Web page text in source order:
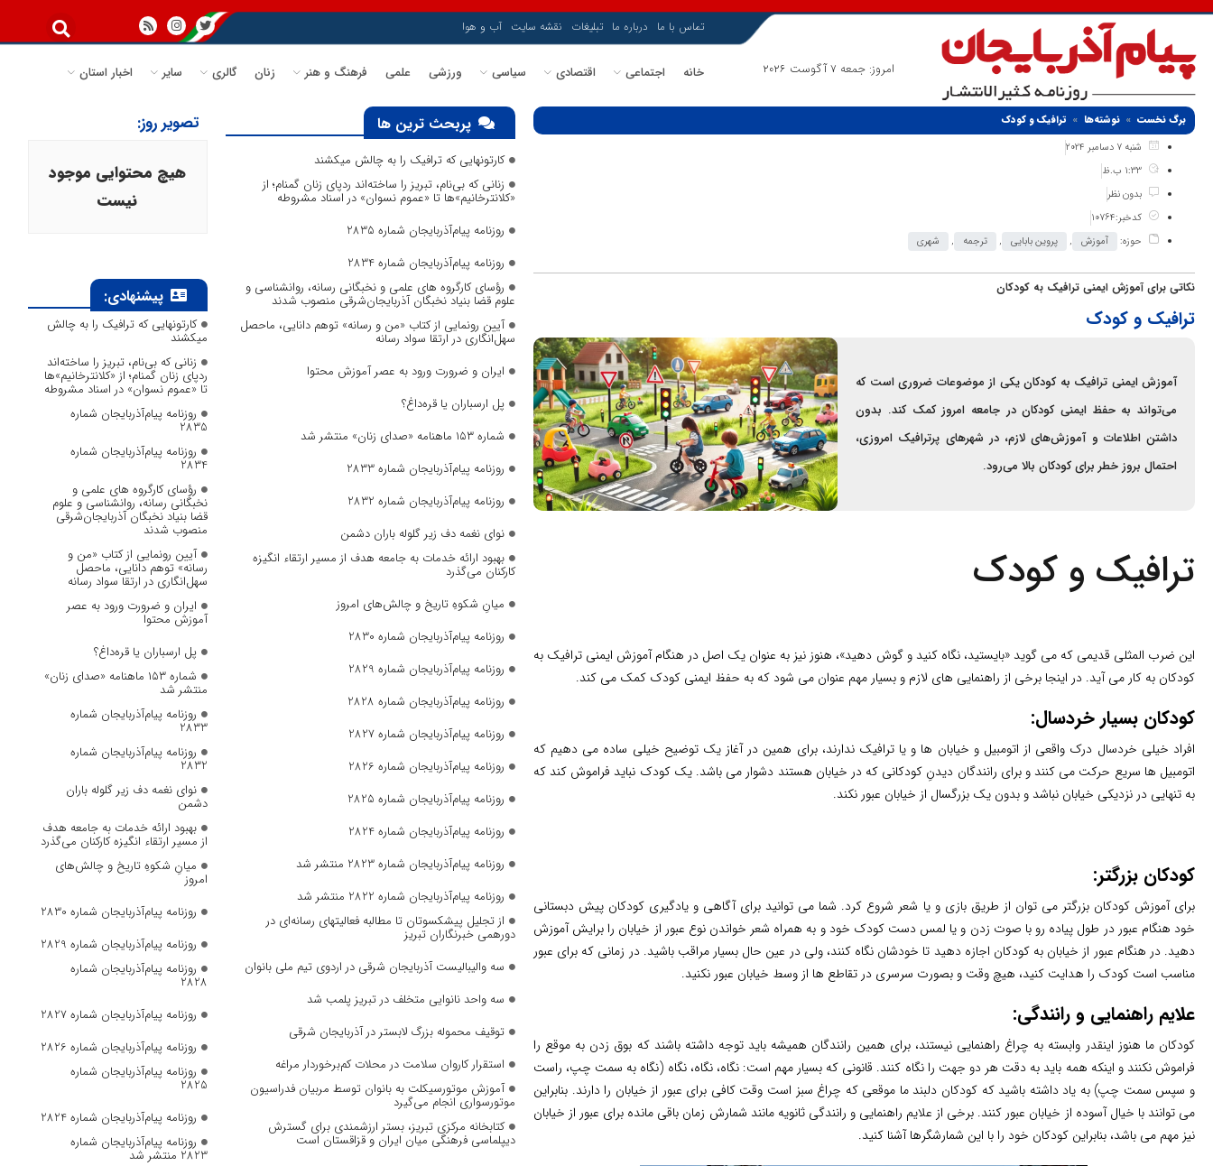
امروز: جمعه 7 آگوست 2026
تماس با ما درباره ما تبلیغات نقشه سایت آب و هوا
خانه اجتماعی اقتصادی سیاسی ورزشی علمی فرهنگ و هنر زنان گالری سایر اخبار استان
برگ نخست نوشته‌ها
ترافیک و کودک
شنبه 7 دسامبر 2024
1:33 ب.ظ
بدون نظر
کدخبر:10764
حوزه:
آموزش , پروین بابایی , ترجمه , شهری
نکاتی برای آموزش ایمنی ترافیک به کودکان
ترافیک و کودک
آموزش ایمنی ترافیک به کودکان یکی از موضوعات ضروری است که
می‌تواند به حفظ ایمنی کودکان در جامعه امروز کمک کند. بدون
داشتن اطلاعات و آموزش‌های لازم، در شهرهای پرترافیک امروزی،
احتمال بروز خطر برای کودکان بالا می‌رود.
ترافیک و کودک
این ضرب المثلی قدیمی که می گوید «بایستید، نگاه کنید و گوش دهید»، هنوز نیز به عنوان یک اصل در هنگام آموزش ایمنی ترافیک به
کودکان به کار می آید. در اینجا برخی از راهنمایی های لازم و بسیار مهم عنوان می شود که به حفظ ایمنی کودک کمک می کند.
کودکان بسیار خردسال:
افراد خیلی خردسال درک واقعی از اتومبیل و خیابان ها و یا ترافیک ندارند، برای همین در آغاز یک توضیح خیلی ساده می دهیم که
اتومبیل ها سریع حرکت می کنند و برای رانندگان دیدنِ کودکانی که در خیابان هستند دشوار می باشد. یک کودک نباید فراموش کند که
به تنهایی در نزدیکی خیابان نباشد و بدون یک بزرگسال از خیابان عبور نکند.
کودکان بزرگتر:
برای آموزش کودکان بزرگتر می توان از طریق بازی و یا شعر شروع کرد. شما می توانید برای آگاهی و یادگیری کودکان پیش دبستانی
خود هنگام عبور در طول پیاده رو با صوت زدن و یا لمس دست کودک خود و به همراه شعر خواندن نوع عبور از خیابان را برایش آموزش
دهید. در هنگام عبور از خیابان به کودکان اجازه دهید تا خودشان نگاه کنند، ولی در عین حال بسیار مراقب باشید. در زمانی که برای عبور
مناسب است کودک را هدایت کنید، هیچ وقت و بصورت سرسری در تقاطع ها از وسط خیابان عبور نکنید.
علایم راهنمایی و رانندگی:
کودکان ما هنوز اینقدر وابسته به چراغ راهنمایی نیستند، برای همین رانندگان همیشه باید توجه داشته باشند که بوق زدن به موقع را
فراموش نکنند و اینکه همه باید به دقت هر دو جهت را نگاه کنند. قانونی که بسیار مهم است: نگاه، نگاه، نگاه (نگاه به سمت چپ، راست
و سپس سمت چپ) به یاد داشته باشید که کودکان دلبند ما موقعی که چراغ سبز است وقت کافی برای عبور از خیابان را دارند. بنابراین
می توانند با خیال آسوده از خیابان عبور کنند. برخی از علایم راهنمایی و رانندگی ثانویه مانند شمارش زمان باقی مانده برای عبور از خیابان
نیز مهم می باشد، بنابراین کودکان خود را با این شمارشگرها آشنا کنید.
پربحث ترین ها
کارتونهایی که ترافیک را به چالش میکشند
زنانی که بی‌نام، تبریز را ساخته‌اند ردپای زنان گمنام؛ از
«کلانترخانیم»ها تا «عموم نسوان» در اسناد مشروطه
روزنامه پیام‌آذربایجان شماره 2835
روزنامه پیام‌آذربایجان شماره 2834
رؤسای کارگروه های علمی و نخبگانی رسانه، روانشناسی و
علوم قضا بنیاد نخبگان آذربایجان‌شرقی منصوب شدند
آیین رونمایی از کتاب «من و رسانه» توهم دانایی، ماحصل
سهل‌انگاری در ارتقا سواد رسانه
ایران و ضرورت ورود به عصر آموزش محتوا
پل ارسباران یا قره‌داغ؟
شماره ۱۵۳ ماهنامه «صدای زنان» منتشر شد
روزنامه پیام‌آذربایجان شماره 2833
روزنامه پیام‌آذربایجان شماره 2832
نوای نغمه دف زیر گلوله باران دشمن
بهبود ارائه خدمات به جامعه هدف از مسیر ارتقاء انگیزه
کارکنان می‌گذرد
میانِ شکوهِ تاریخ و چالش‌های امروز
روزنامه پیام‌آذربایجان شماره 2830
روزنامه پیام‌آذربایجان شماره 2829
روزنامه پیام‌آذربایجان شماره 2828
روزنامه پیام‌آذربایجان شماره 2827
روزنامه پیام‌آذربایجان شماره 2826
روزنامه پیام‌آذربایجان شماره 2825
روزنامه پیام‌آذربایجان شماره 2824
روزنامه پیام‌آذربایجان شماره 2823 منتشر شد
روزنامه پیام‌آذربایجان شماره 2822 منتشر شد
از تجلیل پیشکسوتان تا مطالبه فعالیتهای رسانه‌ای در
دورهمی خبرنگاران تبریز
سه والیبالیست آذربایجان‌ شرقی در اردوی تیم ملی بانوان
سه واحد نانوایی متخلف در تبریز پلمب شد
توقیف محموله بزرگ لابستر در آذربایجان شرقی
استقرار کاروان سلامت در محلات کم‌برخوردار مراغه
آموزش موتورسیکلت به بانوان توسط مربیان فدراسیون
موتورسواری انجام می‌گیرد
کتابخانه مرکزی تبریز، بستر ارزشمندی برای گسترش
دیپلماسی فرهنگی میان ایران و قزاقستان است
تصویر روز:
هیچ محتوایی موجود
نیست
پیشنهادی:
کارتونهایی که ترافیک را به چالش
میکشند
زنانی که بی‌نام، تبریز را ساخته‌اند
ردپای زنان گمنام؛ از «کلانترخانیم»ها
تا «عموم نسوان» در اسناد مشروطه
روزنامه پیام‌آذربایجان شماره
2835
روزنامه پیام‌آذربایجان شماره
2834
رؤسای کارگروه های علمی و
نخبگانی رسانه، روانشناسی و علوم
قضا بنیاد نخبگان آذربایجان‌شرقی
منصوب شدند
آیین رونمایی از کتاب «من و
رسانه» توهم دانایی، ماحصل
سهل‌انگاری در ارتقا سواد رسانه
ایران و ضرورت ورود به عصر
آموزش محتوا
پل ارسباران یا قره‌داغ؟
شماره ۱۵۳ ماهنامه «صدای زنان»
منتشر شد
روزنامه پیام‌آذربایجان شماره
2833
روزنامه پیام‌آذربایجان شماره
2832
نوای نغمه دف زیر گلوله باران
دشمن
بهبود ارائه خدمات به جامعه هدف
از مسیر ارتقاء انگیزه کارکنان می‌گذرد
میانِ شکوهِ تاریخ و چالش‌های
امروز
روزنامه پیام‌آذربایجان شماره 2830
روزنامه پیام‌آذربایجان شماره 2829
روزنامه پیام‌آذربایجان شماره
2828
روزنامه پیام‌آذربایجان شماره 2827
روزنامه پیام‌آذربایجان شماره 2826
روزنامه پیام‌آذربایجان شماره
2825
روزنامه پیام‌آذربایجان شماره 2824
روزنامه پیام‌آذربایجان شماره
2823 منتشر شد